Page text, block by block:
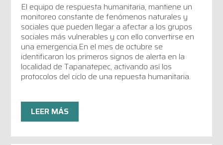
El equipo de respuesta humanitaria, mantiene un
monitoreo constante de fenómenos naturales y
sociales que pueden llegar a afectar a los grupos
sociales más vulnerables y con ello convertirse en
una emergencia.En el mes de octubre se
identificaron los primeros signos de alerta en la
localidad de Tapanatepec, activando así los
protocolos del ciclo de una repuesta humanitaria.
LEER MÁS